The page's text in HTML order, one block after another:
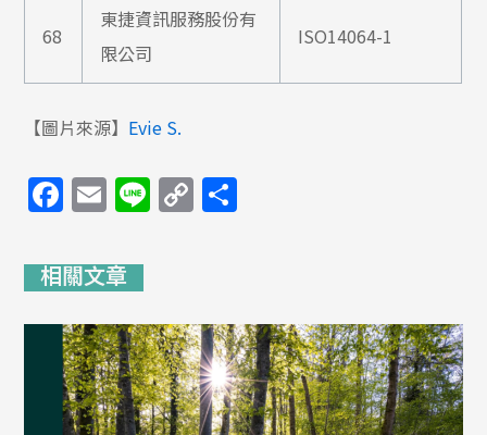
68
東捷資訊服務股份有
限公司
ISO14064-1
【圖片來源】 Evie S.
Facebook
Email
LineCopy
Link
相關文章